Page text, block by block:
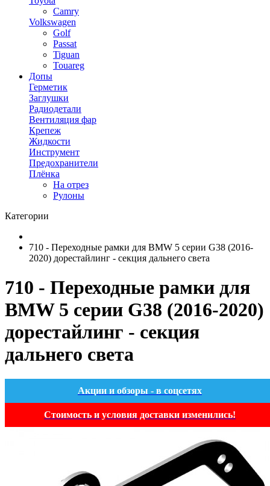
Camry
Volkswagen
Golf
Passat
Tiguan
Touareg
Допы
Герметик
Заглушки
Радиодетали
Вентиляция фар
Крепеж
Жидкости
Инструмент
Предохранители
Плёнка
На отрез
Рулоны
Категории
710 - Переходные рамки для BMW 5 серии G38 (2016-
2020) дорестайлинг - секция дальнего света
710 - Переходные рамки для
BMW 5 серии G38 (2016-2020)
дорестайлинг - секция
дальнего света
Акции и обзоры - в соцсетях
Стоимость и условия доставки изменились!